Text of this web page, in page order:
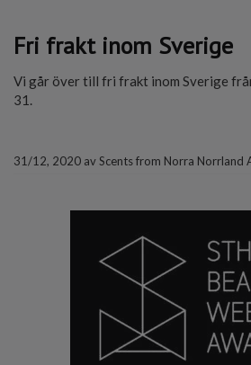
Fri frakt inom Sverige
Vi går över till fri frakt inom Sverige
31.
31/12, 2020 avScents from Norra Norrland